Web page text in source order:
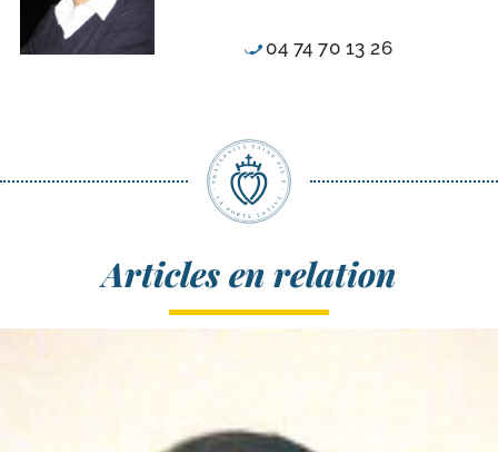
04 74 70 13 26
Articles en relation